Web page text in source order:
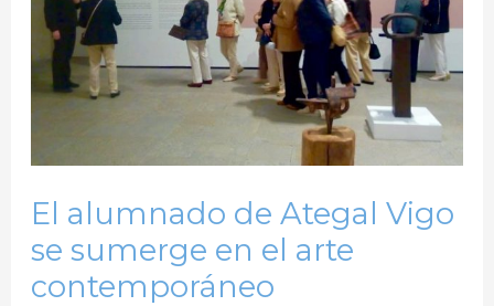
El alumnado de Ategal Vigo
se sumerge en el arte
contemporáneo
Vigo
se
sumerge
el
contemporáneo